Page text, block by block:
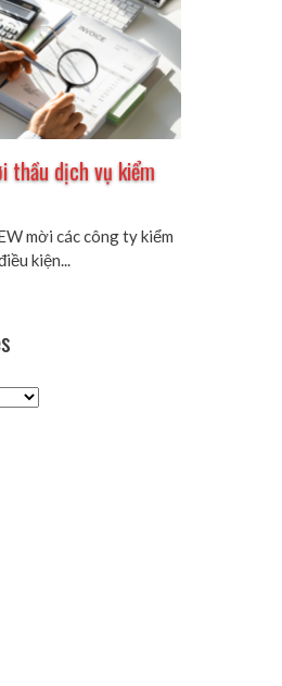
thầu dịch vụ kiểm
mời các công ty kiểm
kiện...